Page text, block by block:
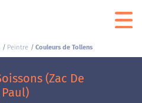
Peintre Couleurs de Tollens
(Zac De